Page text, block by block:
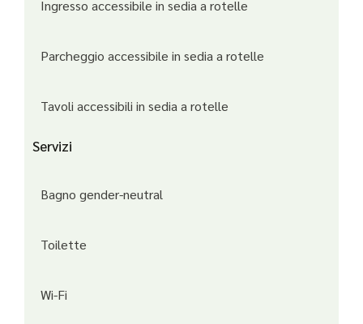
Ingresso accessibile in sedia a rotelle
Parcheggio accessibile in sedia a rotelle
Tavoli accessibili in sedia a rotelle
Servizi
Bagno gender-neutral
Toilette
Wi-Fi